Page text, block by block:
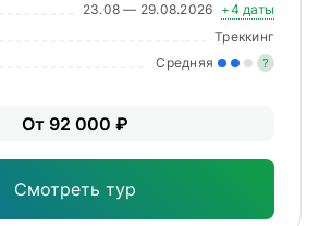
23.08 — 29.08.2026 +4 даты
Треккинг
Средняя ?
От 92 000 ₽
Смотреть тур